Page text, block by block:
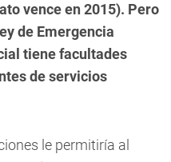
vence en 2015). Pero
de Emergencia
tiene facultades
de servicios
le permitiría al